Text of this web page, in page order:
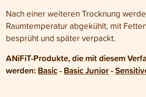
Nach einer weiteren Trocknung
Raumtemperatur abgekühlt, mit
besprüht und später verpackt.
ANiFiT-Produkte, die mit diesem
werden: Basic- Basic Junior-